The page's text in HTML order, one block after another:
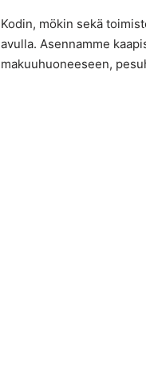
Kodin, mökin sekä
avulla. Asennamme
makuuhuoneeseen,